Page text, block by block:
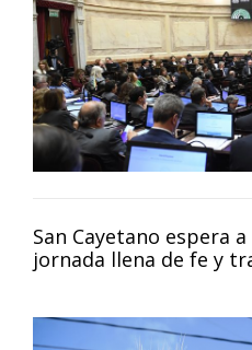
San Cayetano espera
jornada llena de fe y